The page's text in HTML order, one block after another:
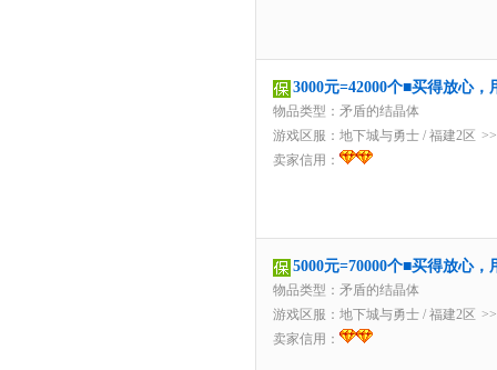
3000元=42000个■买得放心
物品类型：矛盾的结晶体
游戏区服： 地下城与勇士 / 福建2区
卖家信用：
5000元=70000个■买得放心
物品类型：矛盾的结晶体
游戏区服： 地下城与勇士 / 福建2区
卖家信用：